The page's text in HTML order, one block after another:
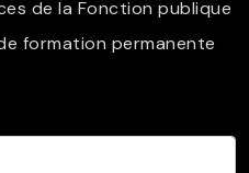
de la Fonction publique
formation permanente